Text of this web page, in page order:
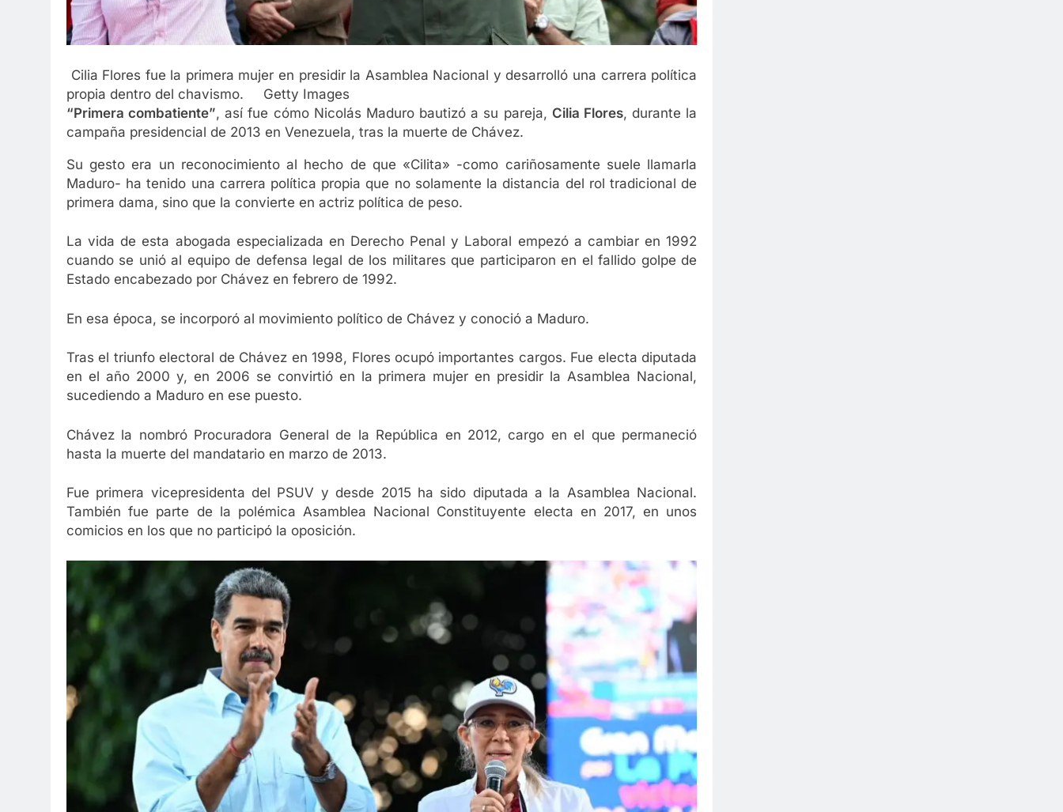
Cilia Flores fue la primera mujer en presidir la Asamblea Nacional y desarrolló una carrera política
propia dentro del chavismo.
Getty Images
“Primera combatiente”, así fue cómo Nicolás Maduro bautizó a su pareja, Cilia Flores, durante la
campaña presidencial de 2013 en Venezuela, tras la muerte de Chávez.
Su gesto era un reconocimiento al hecho de que «Cilita» -como cariñosamente suele llamarla
Maduro- ha tenido una carrera política propia que no solamente la distancia del rol tradicional de
primera dama, sino que la convierte en actriz política de peso.
La vida de esta abogada especializada en Derecho Penal y Laboral empezó a cambiar en 1992
cuando se unió al equipo de defensa legal de los militares que participaron en el fallido golpe de
Estado encabezado por Chávez en febrero de 1992.
En esa época, se incorporó al movimiento político de Chávez y conoció a Maduro.
Tras el triunfo electoral de Chávez en 1998, Flores ocupó importantes cargos. Fue electa diputada
en el año 2000 y, en 2006 se convirtió en la primera mujer en presidir la Asamblea Nacional,
sucediendo a Maduro en ese puesto.
Chávez la nombró Procuradora General de la República en 2012, cargo en el que permaneció
hasta la muerte del mandatario en marzo de 2013.
Fue primera vicepresidenta del PSUV y desde 2015 ha sido diputada a la Asamblea Nacional.
También fue parte de la polémica Asamblea Nacional Constituyente electa en 2017, en unos
comicios en los que no participó la oposición.